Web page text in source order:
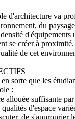
d'architecture va
du
se créer à
de cet
sorte que les
:
allouée suffisante
qualités d'espace
de s'approprier